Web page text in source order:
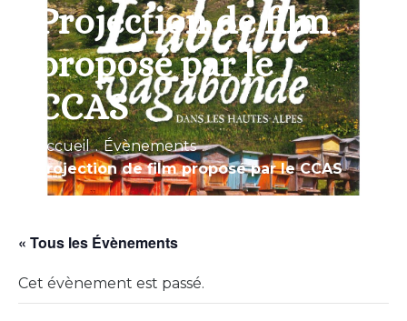
Projection de film
proposé par le
CCAS
Accueil . Évènements .
Projection de film proposé par le CCAS
« Tous les Évènements
Cet évènement est passé.